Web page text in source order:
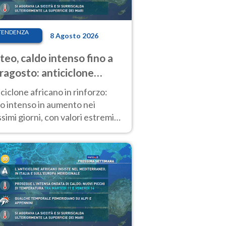
8 Agosto 2026
caldo intenso fino a
anticiclone
ancora
africano in rinforzo:
intenso in aumento nei
giorni, con valori estremi